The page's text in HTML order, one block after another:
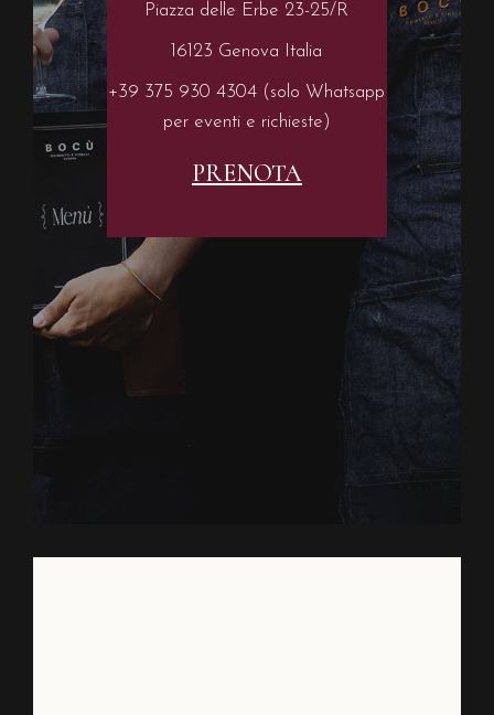
Piazza delle Erbe 23-25/R
16123 Genova Italia
+39 375 930 4304 (solo Whatsapp
per eventi e richieste)
PRENOTA